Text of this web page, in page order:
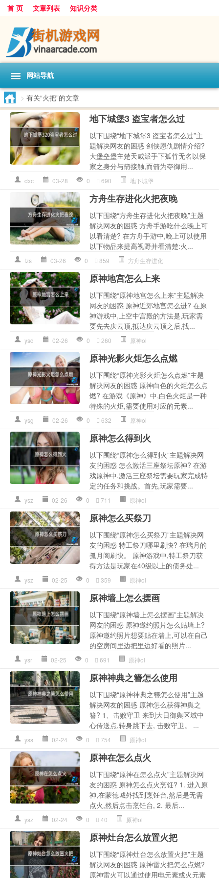
首 页 文章列表 知识分类
网站导航
> 有关“火把”的文章
地下城堡3 盗宝者怎么过
以下围绕“地下城堡3 盗宝者怎么过”主
题解决网友的困惑 剑侠恩仇剧情介绍?
大堡垒堡主楚天威派手下孤竹无名以保
家之身分与箭接触,而箭为夺御用...
dxc 03-28 0 690 地下城堡
方舟生存进化火把夜晚
以下围绕“方舟生存进化火把夜晚”主题
解决网友的困惑 方舟手游吃什么晚上可
以看清楚? 在方舟手游中,晚上可以使用
以下物品来提高视野并看清楚:火...
fzs 03-26 0 859 方舟生存进化
原神地宫怎么上来
以下围绕“原神地宫怎么上来”主题解决
网友的困惑 原神近郊地宫怎么进? 在原
神游戏中,上空中宫殿的方法是,玩家需
要先去庆云顶,抵达庆云顶之后,找...
ysd 02-26 0 260 原神ol
原神光影火炬怎么点燃
以下围绕“原神光影火炬怎么点燃”主题
解决网友的困惑 原神白色的火炬怎么点
燃? 在游戏《原神》中,白色火炬是一种
特殊的火炬,需要使用对应的元素...
ysg 02-26 0 632 原神ol
原神怎么得到火
以下围绕“原神怎么得到火”主题解决网
友的困惑 怎么激活三座祭坛原神? 在游
戏原神中,激活三座祭坛需要玩家完成特
定的任务和挑战。首先,玩家需要...
ysz 02-26 0 711 原神ol
原神怎么买祭刀
以下围绕“原神怎么买祭刀”主题解决网
友的困惑 特工祭刀哪里刷快? 在璃月的
孤月阁刷快。 原神游戏中,特工祭刀获
得方法是玩家在40级以上的债务处...
ysz 02-25 0 359 原神ol
原神墙上怎么摆画
以下围绕“原神墙上怎么摆画”主题解决
网友的困惑 原神邀约照片怎么贴墙上?
原神邀约照片想要贴在墙上,可以在自己
的空房间里边把里边好看的照片...
ysr 02-25 0 691 原神ol
原神神典之簪怎么使用
以下围绕“原神神典之簪怎么使用”主题
解决网友的困惑 原神怎么获得神舆之
簪? 1、击败守卫 来到大日御舆区域中
心传送点,转身跳下去, 击败守卫。 ...
yss 02-24 0 754 原神ol
原神在怎么点火
以下围绕“原神在怎么点火”主题解决网
友的困惑 原神怎么点火烹饪? 1. 进入原
神,在蒙德城外找到烹饪台,然后是无需
点火,然后点击烹饪台, 2. 最后...
ysz 02-24 0 40 原神ol
原神灶台怎么放置火把
以下围绕“原神灶台怎么放置火把”主题
解决网友的困惑 原神雷火把怎么点燃?
原神雷火可以通过使用电元素或火元素